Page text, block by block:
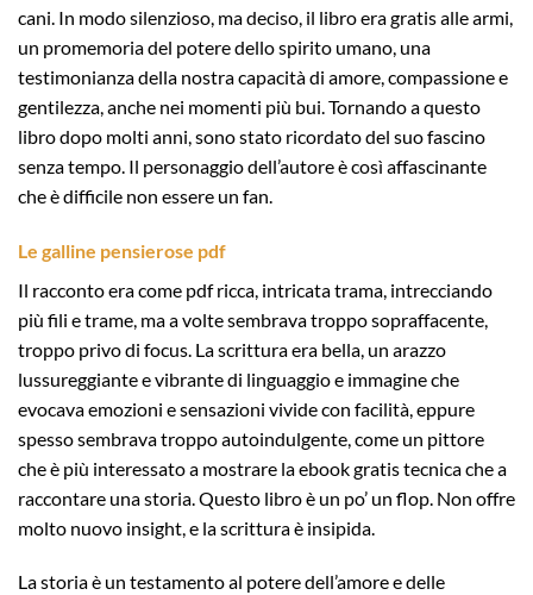
cani. In modo silenzioso, ma deciso, il libro era gratis alle armi,
un promemoria del potere dello spirito umano, una
testimonianza della nostra capacità di amore, compassione e
gentilezza, anche nei momenti più bui. Tornando a questo
libro dopo molti anni, sono stato ricordato del suo fascino
senza tempo. Il personaggio dell’autore è così affascinante
che è difficile non essere un fan.
Le galline pensierose pdf
Il racconto era come pdf ricca, intricata trama, intrecciando
più fili e trame, ma a volte sembrava troppo sopraffacente,
troppo privo di focus. La scrittura era bella, un arazzo
lussureggiante e vibrante di linguaggio e immagine che
evocava emozioni e sensazioni vivide con facilità, eppure
spesso sembrava troppo autoindulgente, come un pittore
che è più interessato a mostrare la ebook gratis tecnica che a
raccontare una storia. Questo libro è un po’ un flop. Non offre
molto nuovo insight, e la scrittura è insipida.
La storia è un testamento al potere dell’amore e delle